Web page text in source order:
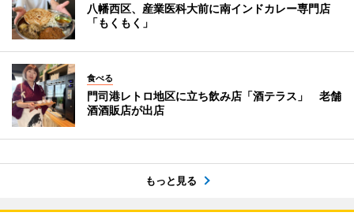
八幡西区、産業医科大前に南インドカレー専門店
「もくもく」
食べる
門司港レトロ地区に立ち飲み店「酒テラス」 老舗
酒酒販店が出店
もっと見る